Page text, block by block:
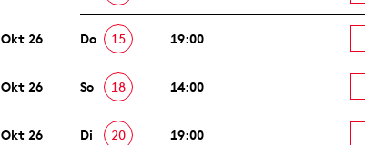
Okt 26 Do 15 19:00
Okt 26 So 18 14:00
Okt 26 Di 20 19:00